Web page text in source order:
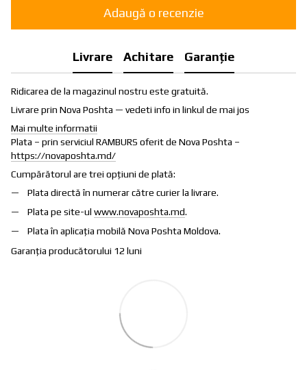
Adaugă o recenzie
Livrare Achitare Garanție
Ridicarea de la magazinul nostru este gratuită.
Livrare prin Nova Poshta — vedeti info in linkul de mai jos
Mai multe informatii
Plata – prin serviciul RAMBURS oferit de Nova Poshta –
https://novaposhta.md/
Cumpărătorul are trei opțiuni de plată:
Plata directă în numerar către curier la livrare.
Plata pe site-ul www.novaposhta.md.
Plata în aplicația mobilă Nova Poshta Moldova.
Garanția producătorului 12 luni